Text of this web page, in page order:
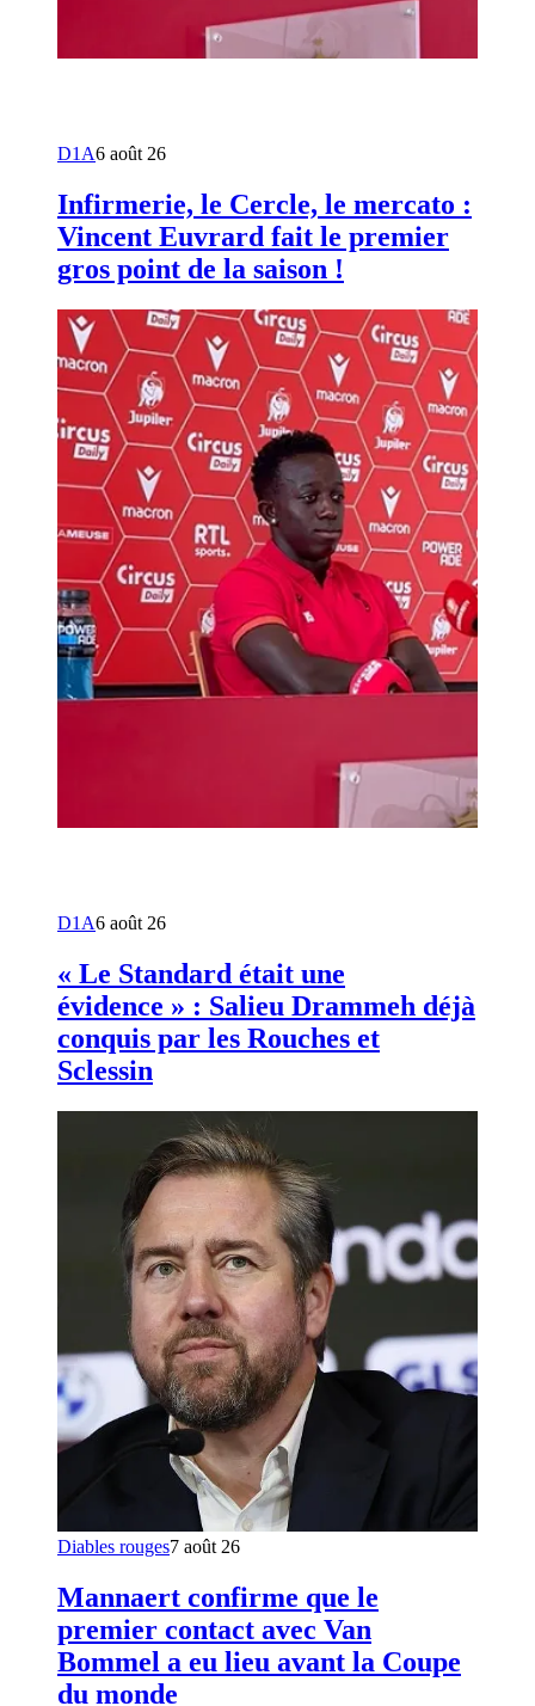
D1A6 août 26
Infirmerie, le Cercle, le mercato :
Vincent Euvrard fait le premier
gros point de la saison !
D1A6 août 26
« Le Standard était une
évidence » : Salieu Drammeh déjà
conquis par les Rouches et
Sclessin
Diables rouges7 août 26
Mannaert confirme que le
premier contact avec Van
Bommel a eu lieu avant la Coupe
du monde